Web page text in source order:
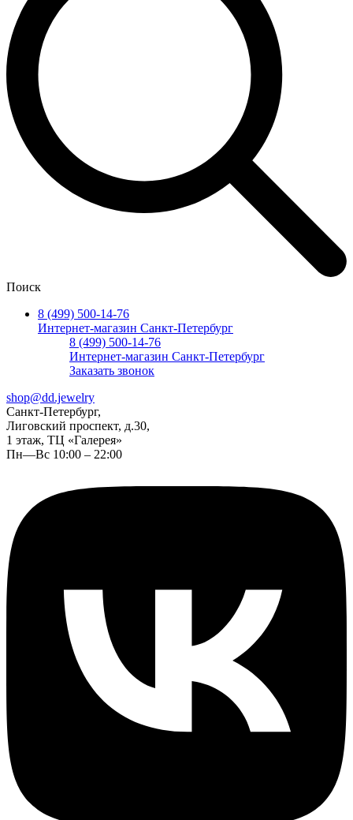
Поиск
8 (499) 500-14-76
Интернет-магазин Санкт-Петербург
8 (499) 500-14-76
Интернет-магазин Санкт-Петербург
Заказать звонок
shop@dd.jewelry
Санкт-Петербург,
Лиговский проспект, д.30,
1 этаж, ТЦ «Галерея»
Пн—Вс 10:00 – 22:00